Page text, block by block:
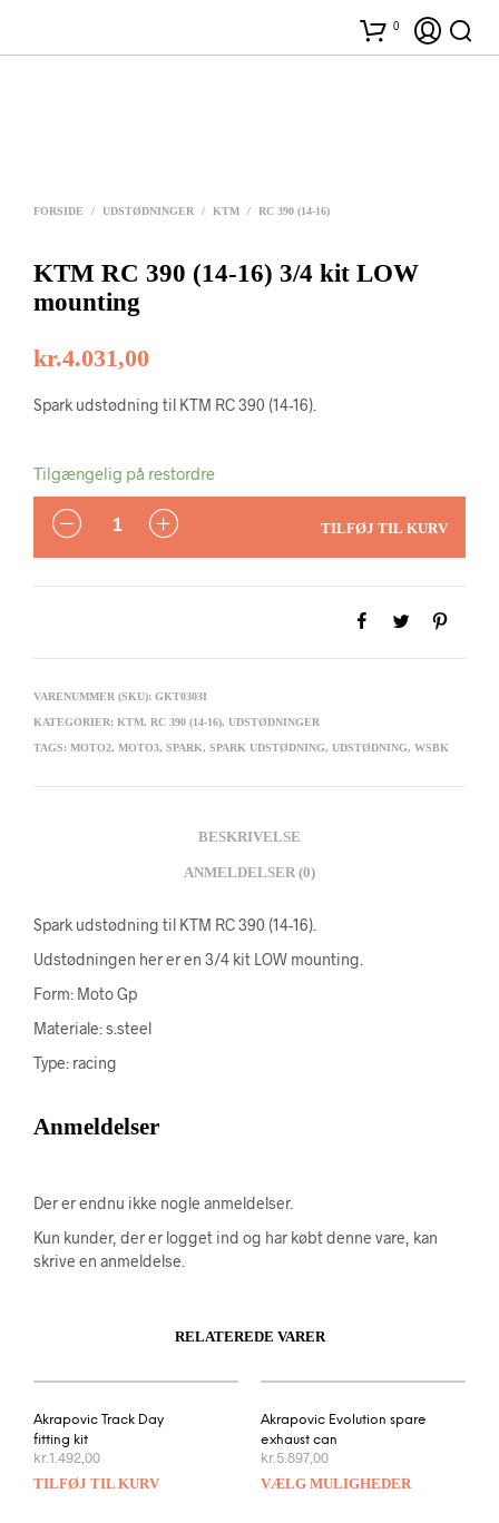
0
FORSIDE / UDSTØDNINGER / KTM / RC 390 (14-16)
KTM RC 390 (14-16) 3/4 kit LOW
mounting
kr.4.031,00
Spark udstødning til KTM RC 390 (14-16).
Tilgængelig på restordre
ANTAL
TILFØJ TIL KURV
VARENUMMER (SKU): GKT0303I
KATEGORIER: KTM, RC 390 (14-16), UDSTØDNINGER
TAGS: MOTO2, MOTO3, SPARK, SPARK UDSTØDNING, UDSTØDNING, WSBK
BESKRIVELSE
ANMELDELSER (0)
Spark udstødning til KTM RC 390 (14-16).
Udstødningen her er en 3/4 kit LOW mounting.
Form: Moto Gp
Materiale: s.steel
Type: racing
Anmeldelser
Der er endnu ikke nogle anmeldelser.
Kun kunder, der er logget ind og har købt denne vare, kan
skrive en anmeldelse.
RELATEREDE VARER
Akrapovic Track Day
fitting kit
kr.1.492,00
TILFØJ TIL KURV
Akrapovic Evolution spare
exhaust can
kr.5.897,00
VÆLG MULIGHEDER